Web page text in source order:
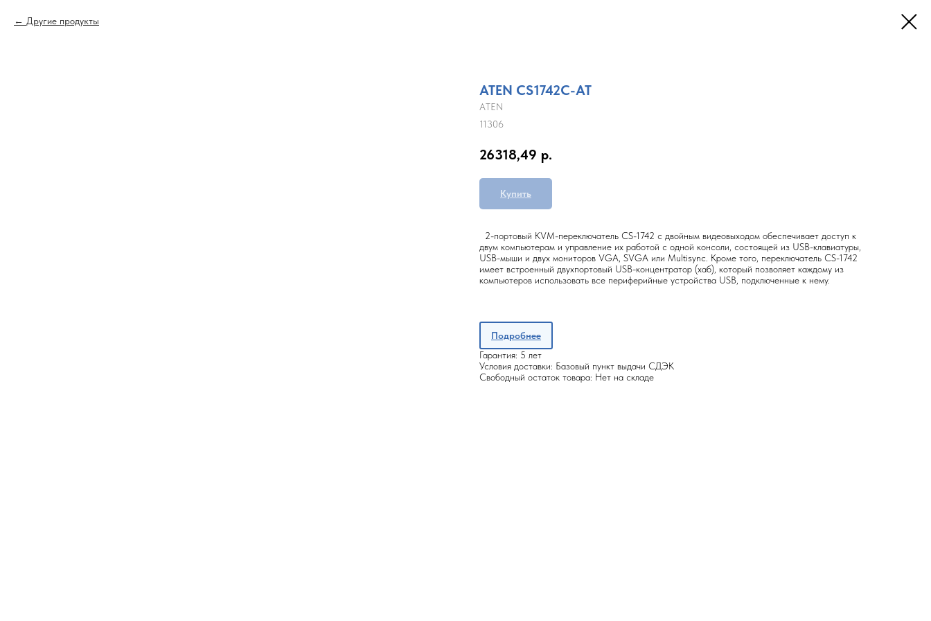
Другие продукты
ATEN CS1742C-AT
ATEN
11306
26318,49 р.
Купить
2-портовый KVM-переключатель CS-1742 с двойным видеовыходом обеспечивает доступ к
двум компьютерам и управление их работой с одной консоли, состоящей из USB-клавиатуры,
USB-мыши и двух мониторов VGA, SVGA или Multisync. Кроме того, переключатель CS-1742
имеет встроенный двухпортовый USB-концентратор (хаб), который позволяет каждому из
компьютеров использовать все периферийные устройства USB, подключенные к нему.
Подробнее
Гарантия: 5 лет
Условия доставки: Базовый пункт выдачи СДЭК
Свободный остаток товара: Нет на складе